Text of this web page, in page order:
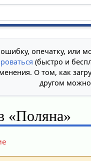
опечатку, или
(быстро и
О том, как
другом
«Поляна»